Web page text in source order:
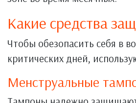
Какие средства
Чтобы обезопасить себя в
критических дней,
Менструальные